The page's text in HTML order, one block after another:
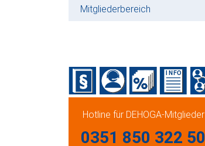
Mitgliederbereich
Hotline für DEHOGA-Mitglieder
0351 850 322 50